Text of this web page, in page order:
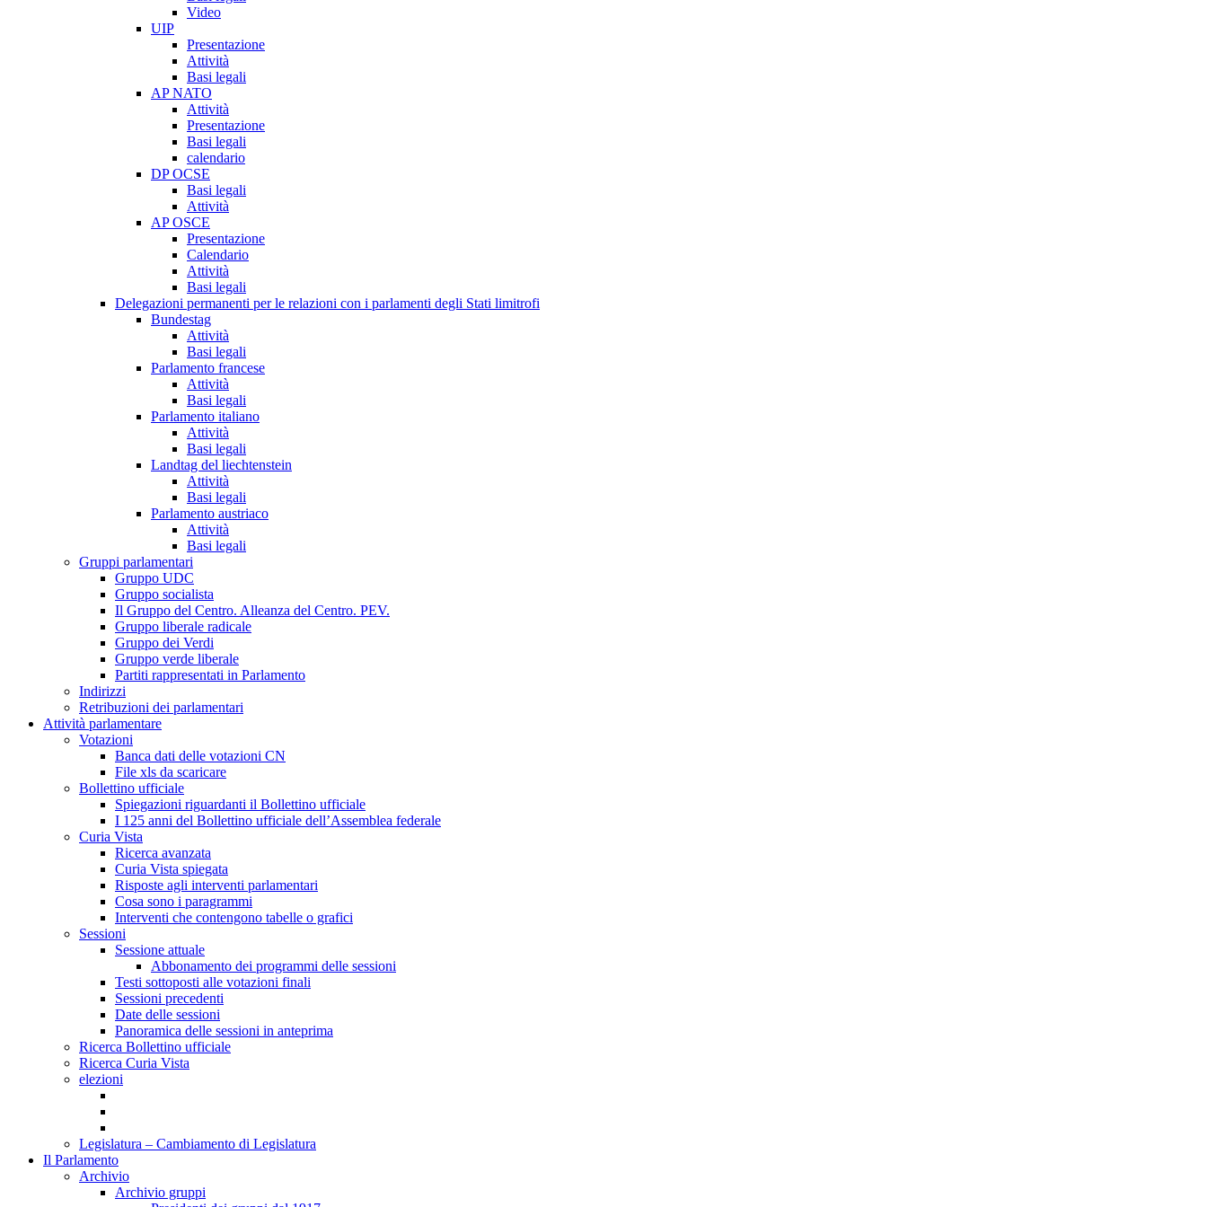
Video
UIP
Presentazione
Attività
Basi legali
AP NATO
Attività
Presentazione
Basi legali
calendario
DP OCSE
Basi legali
Attività
AP OSCE
Presentazione
Calendario
Attività
Basi legali
Delegazioni permanenti per le relazioni con i parlamenti degli Stati limitrofi
Bundestag
Attività
Basi legali
Parlamento francese
Attività
Basi legali
Parlamento italiano
Attività
Basi legali
Landtag del liechtenstein
Attività
Basi legali
Parlamento austriaco
Attività
Basi legali
Gruppi parlamentari
Gruppo UDC
Gruppo socialista
Il Gruppo del Centro. Alleanza del Centro. PEV.
Gruppo liberale radicale
Gruppo dei Verdi
Gruppo verde liberale
Partiti rappresentati in Parlamento
Indirizzi
Retribuzioni dei parlamentari
Attività parlamentare
Votazioni
Banca dati delle votazioni CN
File xls da scaricare
Bollettino ufficiale
Spiegazioni riguardanti il Bollettino ufficiale
I 125 anni del Bollettino ufficiale dell’Assemblea federale
Curia Vista
Ricerca avanzata
Curia Vista spiegata
Risposte agli interventi parlamentari
Cosa sono i paragrammi
Interventi che contengono tabelle o grafici
Sessioni
Sessione attuale
Abbonamento dei programmi delle sessioni
Testi sottoposti alle votazioni finali
Sessioni precedenti
Date delle sessioni
Panoramica delle sessioni in anteprima
Ricerca Bollettino ufficiale
Ricerca Curia Vista
elezioni
Legislatura – Cambiamento di Legislatura
Il Parlamento
Archivio
Archivio gruppi